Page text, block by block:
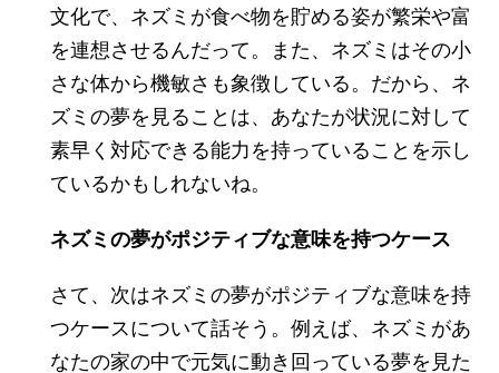
文化で、ネズミが食べ物を貯める姿が繁栄や富
を連想させるんだって。また、ネズミはその小
さな体から機敏さも象徴している。だから、ネ
ズミの夢を見ることは、あなたが状況に対して
素早く対応できる能力を持っていることを示し
ているかもしれないね。
ネズミの夢がポジティブな意味を持つケース
さて、次はネズミの夢がポジティブな意味を持
つケースについて話そう。例えば、ネズミがあ
なたの家の中で元気に動き回っている夢を見た